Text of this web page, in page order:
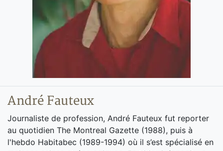
André Fauteux
Journaliste de profession, André Fauteux fut reporter
au quotidien The Montreal Gazette (1988), puis à
l'hebdo Habitabec (1989-1994) où il s’est spécialisé en